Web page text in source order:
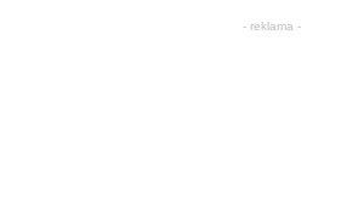
- reklama -